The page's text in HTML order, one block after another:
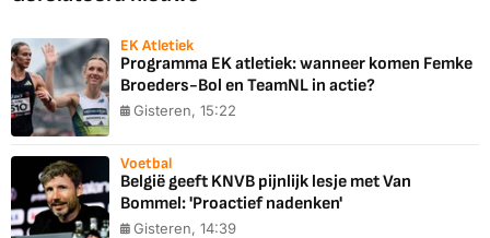
EK Atletiek
Programma EK atletiek: wanneer komen Femke
Broeders-Bol en TeamNL in actie?
Gisteren, 15:22
Voetbal
België geeft KNVB pijnlijk lesje met Van
Bommel: 'Proactief nadenken'
Gisteren, 14:39